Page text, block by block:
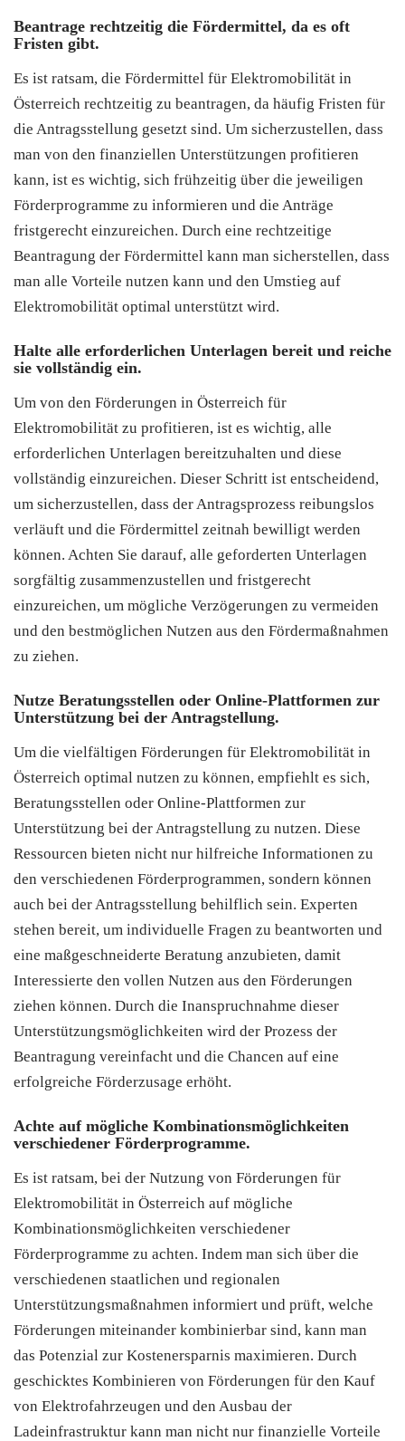
Beantrage rechtzeitig die Fördermittel, da es oft
Fristen gibt.
Es ist ratsam, die Fördermittel für Elektromobilität in
Österreich rechtzeitig zu beantragen, da häufig Fristen für
die Antragsstellung gesetzt sind. Um sicherzustellen, dass
man von den finanziellen Unterstützungen profitieren
kann, ist es wichtig, sich frühzeitig über die jeweiligen
Förderprogramme zu informieren und die Anträge
fristgerecht einzureichen. Durch eine rechtzeitige
Beantragung der Fördermittel kann man sicherstellen, dass
man alle Vorteile nutzen kann und den Umstieg auf
Elektromobilität optimal unterstützt wird.
Halte alle erforderlichen Unterlagen bereit und reiche
sie vollständig ein.
Um von den Förderungen in Österreich für
Elektromobilität zu profitieren, ist es wichtig, alle
erforderlichen Unterlagen bereitzuhalten und diese
vollständig einzureichen. Dieser Schritt ist entscheidend,
um sicherzustellen, dass der Antragsprozess reibungslos
verläuft und die Fördermittel zeitnah bewilligt werden
können. Achten Sie darauf, alle geforderten Unterlagen
sorgfältig zusammenzustellen und fristgerecht
einzureichen, um mögliche Verzögerungen zu vermeiden
und den bestmöglichen Nutzen aus den Fördermaßnahmen
zu ziehen.
Nutze Beratungsstellen oder Online-Plattformen zur
Unterstützung bei der Antragstellung.
Um die vielfältigen Förderungen für Elektromobilität in
Österreich optimal nutzen zu können, empfiehlt es sich,
Beratungsstellen oder Online-Plattformen zur
Unterstützung bei der Antragstellung zu nutzen. Diese
Ressourcen bieten nicht nur hilfreiche Informationen zu
den verschiedenen Förderprogrammen, sondern können
auch bei der Antragsstellung behilflich sein. Experten
stehen bereit, um individuelle Fragen zu beantworten und
eine maßgeschneiderte Beratung anzubieten, damit
Interessierte den vollen Nutzen aus den Förderungen
ziehen können. Durch die Inanspruchnahme dieser
Unterstützungsmöglichkeiten wird der Prozess der
Beantragung vereinfacht und die Chancen auf eine
erfolgreiche Förderzusage erhöht.
Achte auf mögliche Kombinationsmöglichkeiten
verschiedener Förderprogramme.
Es ist ratsam, bei der Nutzung von Förderungen für
Elektromobilität in Österreich auf mögliche
Kombinationsmöglichkeiten verschiedener
Förderprogramme zu achten. Indem man sich über die
verschiedenen staatlichen und regionalen
Unterstützungsmaßnahmen informiert und prüft, welche
Förderungen miteinander kombinierbar sind, kann man
das Potenzial zur Kostenersparnis maximieren. Durch
geschicktes Kombinieren von Förderungen für den Kauf
von Elektrofahrzeugen und den Ausbau der
Ladeinfrastruktur kann man nicht nur finanzielle Vorteile